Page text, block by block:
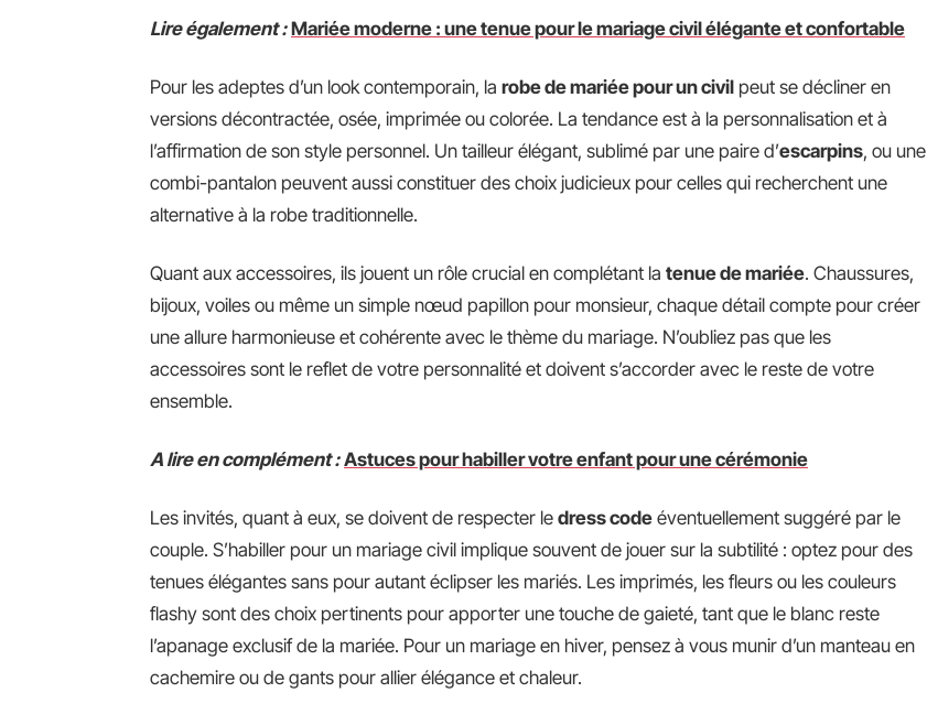
Lire également : Mariée moderne : une tenue pour le mariage civil élégante et confortable
Pour les adeptes d’un look contemporain, la robe de mariée pour un civil peut se décliner en
versions décontractée, osée, imprimée ou colorée. La tendance est à la personnalisation et à
l’affirmation de son style personnel. Un tailleur élégant, sublimé par une paire d’escarpins, ou une
combi-pantalon peuvent aussi constituer des choix judicieux pour celles qui recherchent une
alternative à la robe traditionnelle.
Quant aux accessoires, ils jouent un rôle crucial en complétant la tenue de mariée. Chaussures,
bijoux, voiles ou même un simple nœud papillon pour monsieur, chaque détail compte pour créer
une allure harmonieuse et cohérente avec le thème du mariage. N’oubliez pas que les
accessoires sont le reflet de votre personnalité et doivent s’accorder avec le reste de votre
ensemble.
A lire en complément : Astuces pour habiller votre enfant pour une cérémonie
Les invités, quant à eux, se doivent de respecter le dress code éventuellement suggéré par le
couple. S’habiller pour un mariage civil implique souvent de jouer sur la subtilité : optez pour des
tenues élégantes sans pour autant éclipser les mariés. Les imprimés, les fleurs ou les couleurs
flashy sont des choix pertinents pour apporter une touche de gaieté, tant que le blanc reste
l’apanage exclusif de la mariée. Pour un mariage en hiver, pensez à vous munir d’un manteau en
cachemire ou de gants pour allier élégance et chaleur.